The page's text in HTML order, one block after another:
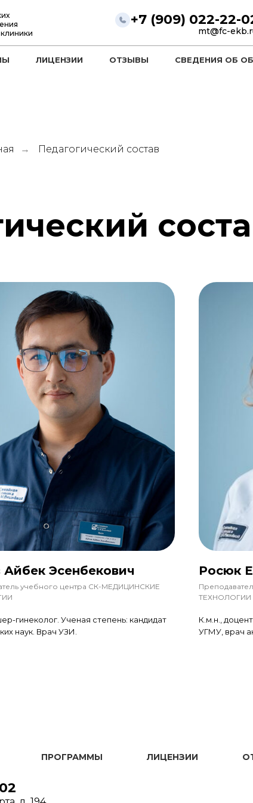
+7 (909) 022-22-
mt@fc-
ЛИЦЕНЗИИ ОТЗЫВЫ СВЕДЕНИЯ ОБ
→ Педагогический состав
Айбек Эсенбекович
учебного центра СК-МЕДИЦИНСКИЕ
гинеколог. Ученая степень: кандидат
наук. Врач УЗИ.
Росюк
ТЕХНОЛОГИИ
К.м.н.,
УГМУ, врач
ПРОГРАММЫ ЛИЦЕНЗИИ